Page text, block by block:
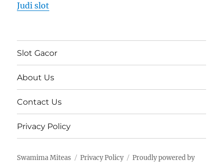
Judi slot
Slot Gacor
About Us
Contact Us
Privacy Policy
Swamima Miteas Privacy Policy Proudly powered by